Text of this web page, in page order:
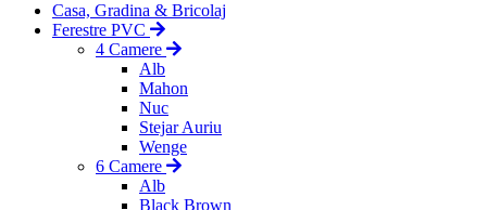
Casa, Gradina & Bricolaj
Ferestre PVC
4 Camere
Alb
Mahon
Nuc
Stejar Auriu
Wenge
6 Camere
Alb
Black Brown